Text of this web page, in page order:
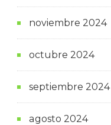
noviembre 2024
octubre 2024
septiembre 2024
agosto 2024